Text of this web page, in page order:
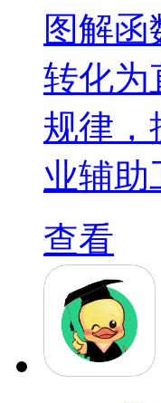
图解
转化为
规律，
业辅助
查看